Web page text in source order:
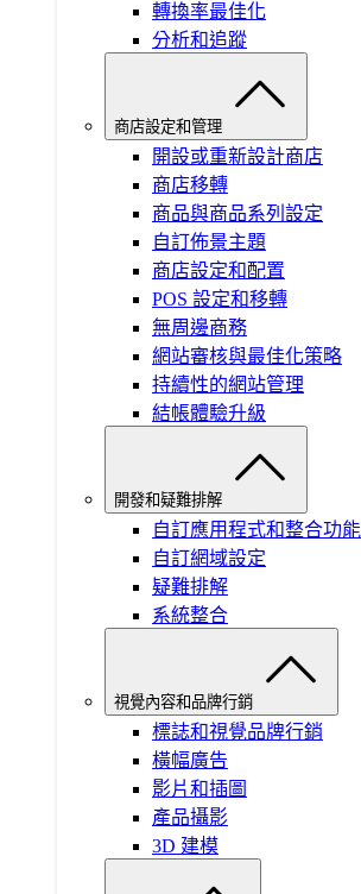
轉換率最佳化
分析和追蹤
商店設定和管理
開設或重新設計商店
商店移轉
商品與商品系列設定
自訂佈景主題
商店設定和配置
POS 設定和移轉
無周邊商務
網站審核與最佳化策略
持續性的網站管理
結帳體驗升級
開發和疑難排解
自訂應用程式和整合功能
自訂網域設定
疑難排解
系統整合
視覺內容和品牌行銷
標誌和視覺品牌行銷
橫幅廣告
影片和插圖
產品攝影
3D 建模